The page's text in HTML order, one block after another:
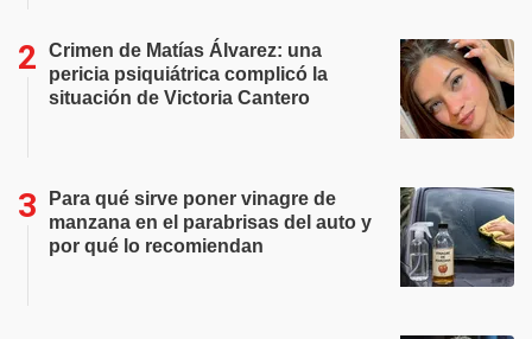
Crimen de Matías Álvarez: una
pericia psiquiátrica complicó la
situación de Victoria Cantero
Para qué sirve poner vinagre de
manzana en el parabrisas del auto y
por qué lo recomiendan